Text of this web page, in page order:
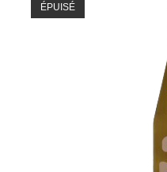
ÉPUISÉ